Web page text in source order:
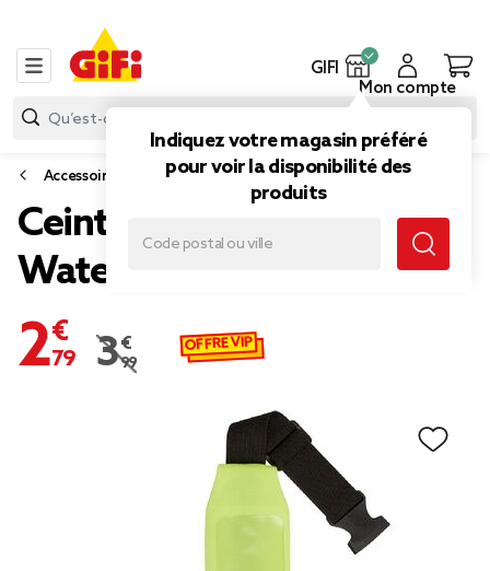
GIFI
Indiquez votre magasin préféré
pour voir la disponibilité des
produits
Mon compte
Accessoires mode
Ceinture de sport
Waterproof
2,79 €
Prix remisé de 3,99 € à 2,79 €
3,99 € OFFRE VIP